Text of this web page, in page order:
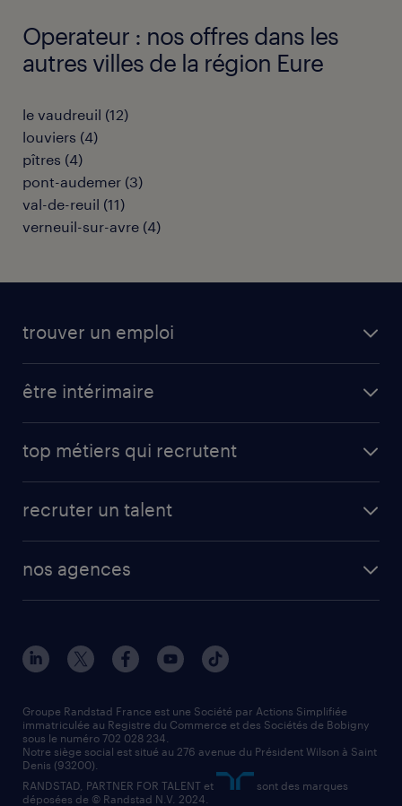
Operateur : nos offres dans les
autres villes de la région Eure
le vaudreuil (12)
louviers (4)
pîtres (4)
pont-audemer (3)
val-de-reuil (11)
verneuil-sur-avre (4)
trouver un emploi
créer un compte candidat
être intérimaire
app talent / portail web
top métiers qui recrutent
manutentionnaire
assistant administratif
comptable
recruter un talent
solutions opérationnelles
contact entreprise
faq intérim / recrutement
nos agences
nos agences par ville
nos agences par région
nos cabinets de recrutement
Groupe Randstad France est une Société par Actions Simplifiée
immatriculée au Registre du Commerce et des Sociétés de Bobigny
sous le numéro 702 028 234.
Notre siège social est situé au 276 avenue du Président Wilson à Saint
Denis (93200).
RANDSTAD, PARTNER FOR TALENT et
sont des marques
déposées de © Randstad N.V. 2024.